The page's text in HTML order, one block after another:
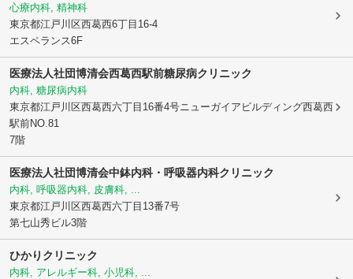
心療内科, 精神科
東京都江戸川区西葛西6丁目16-4
エスペランス6F
医療法人社団博清会西葛西駅前糖尿病クリニック
内科, 糖尿病内科
東京都江戸川区西葛西六丁目16番4号ニューガイアビルディング西葛西
駅前NO.81
7階
医療法人社団博清会中鉢内科・呼吸器内科クリニック
内科, 呼吸器内科, 皮膚科, ...
東京都江戸川区西葛西六丁目13番7号
第七山秀ビル3階
ひかりクリニック
内科, アレルギー科, 小児科, ...